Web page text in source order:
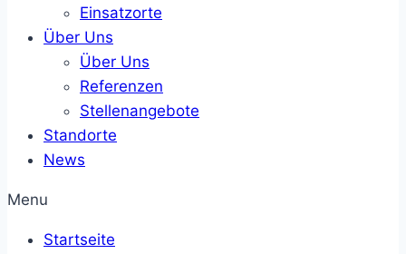
Einsatzorte
Über Uns
Über Uns
Referenzen
Stellenangebote
Standorte
News
Menu
Startseite